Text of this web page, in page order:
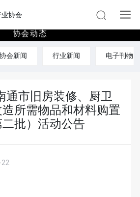
协会动态
协会新闻 行业新闻 电子刊物
通市旧房装修、厨卫
所需物品和材料购置
批）活动公告